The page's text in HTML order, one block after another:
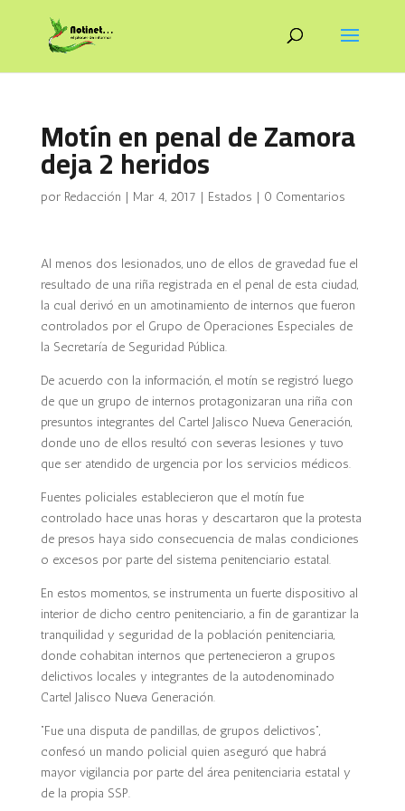
Motín en penal de Zamora
deja 2 heridos
por Redacción | Mar 4, 2017 | Estados | 0 Comentarios
Al menos dos lesionados, uno de ellos de gravedad fue el
resultado de una riña registrada en el penal de esta ciudad,
la cual derivó en un amotinamiento de internos que fueron
controlados por el Grupo de Operaciones Especiales de
la Secretaría de Seguridad Pública.
De acuerdo con la información, el motín se registró luego
de que un grupo de internos protagonizaran una riña con
presuntos integrantes del Cartel Jalisco Nueva Generación,
donde uno de ellos resultó con severas lesiones y tuvo
que ser atendido de urgencia por los servicios médicos.
Fuentes policiales establecieron que el motín fue
controlado hace unas horas y descartaron que la protesta
de presos haya sido consecuencia de malas condiciones
o excesos por parte del sistema penitenciario estatal.
En estos momentos, se instrumenta un fuerte dispositivo al
interior de dicho centro penitenciario, a fin de garantizar la
tranquilidad y seguridad de la población penitenciaria,
donde cohabitan internos que pertenecieron a grupos
delictivos locales y integrantes de la autodenominado
Cartel Jalisco Nueva Generación.
“Fue una disputa de pandillas, de grupos delictivos”,
confesó un mando policial quien aseguró que habrá
mayor vigilancia por parte del área penitenciaria estatal y
de la propia SSP.